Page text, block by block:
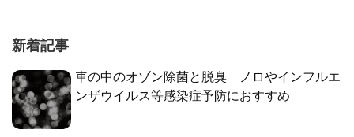
新着記事
車の中のオゾン除菌と脱臭 ノロやインフルエ
ンザウイルス等感染症予防におすすめ